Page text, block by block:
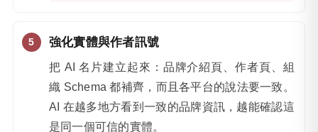
強化實體與作者訊號
把 AI 名片建立起來：品牌介紹頁、作者頁、組
織 Schema 都補齊，而且各平台的說法要一致。
AI 在越多地方看到一致的品牌資訊，越能確認這
是同一個可信的實體。